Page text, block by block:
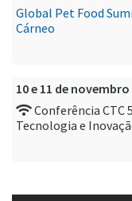
Global Pet Food
Cárneo
10 e 11 de novembro
Conferência CTC
Tecnologia e